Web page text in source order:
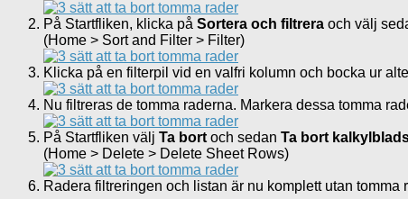
På Startfliken, klicka på Sortera och filtrera och välj
(Home > Sort and Filter > Filter)
Klicka på en filterpil vid en valfri kolumn och bocka ur
Nu filtreras de tomma raderna. Markera dessa tomma
På Startfliken välj Ta bort och sedan Ta bort
(Home > Delete > Delete Sheet Rows)
Radera filtreringen och listan är nu komplett utan tomma